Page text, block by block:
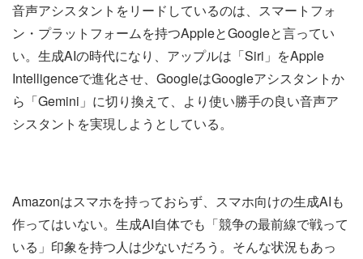
音声アシスタントをリードしているのは、スマートフォ
ン・プラットフォームを持つAppleとGoogleと言ってい
い。生成AIの時代になり、アップルは「Siri」をApple
Intelligenceで進化させ、GoogleはGoogleアシスタントか
ら「Gemini」に切り換えて、より使い勝手の良い音声ア
シスタントを実現しようとしている。
Amazonはスマホを持っておらず、スマホ向けの生成AIも
作ってはいない。生成AI自体でも「競争の最前線で戦って
いる」印象を持つ人は少ないだろう。そんな状況もあっ